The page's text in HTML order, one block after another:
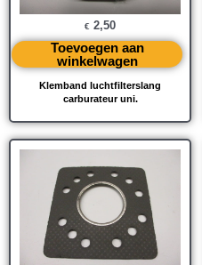
Klemband luchtfilterslang
carburateur uni.
€ 2,50
Toevoegen aan
winkelwagen